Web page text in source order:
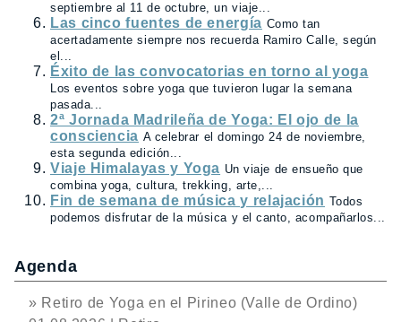
septiembre al 11 de octubre, un viaje...
Las cinco fuentes de energía Como tan
acertadamente siempre nos recuerda Ramiro Calle, según
el...
Éxito de las convocatorias en torno al yoga
Los eventos sobre yoga que tuvieron lugar la semana
pasada...
2ª Jornada Madrileña de Yoga: El ojo de la
consciencia A celebrar el domingo 24 de noviembre,
esta segunda edición...
Viaje Himalayas y Yoga Un viaje de ensueño que
combina yoga, cultura, trekking, arte,...
Fin de semana de música y relajación Todos
podemos disfrutar de la música y el canto, acompañarlos...
Agenda
» Retiro de Yoga en el Pirineo (Valle de Ordino)